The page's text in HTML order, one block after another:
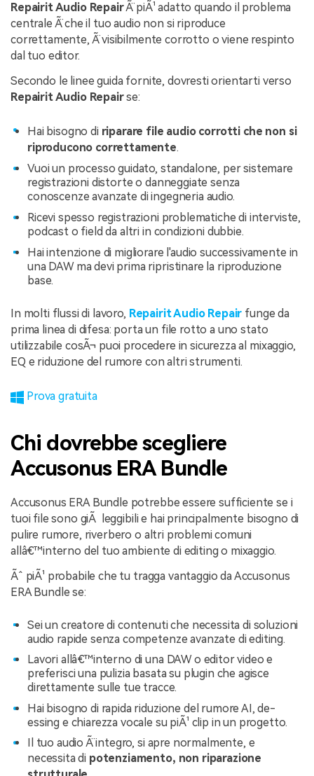
Repairit Audio RepairÃ¨ piÃ¹ adatto quando il problema
centrale Ã¨ che il tuo audio non si riproduce
correttamente, Ã¨ visibilmente corrotto o viene respinto
dal tuo editor.
Secondo le linee guida fornite, dovresti orientarti verso
Repairit Audio Repairse:
Hai bisogno di riparare file audio corrotti che non si
riproducono correttamente.
Vuoi un processo guidato, standalone, per sistemare
registrazioni distorte o danneggiate senza
conoscenze avanzate di ingegneria audio.
Ricevi spesso registrazioni problematiche di interviste,
podcast o field da altri in condizioni dubbie.
Hai intenzione di migliorare l'audio successivamente in
una DAW ma devi prima ripristinare la riproduzione
base.
In molti flussi di lavoro, Repairit Audio Repair funge da
prima linea di difesa: porta un file rotto a uno stato
utilizzabile cosÃ¬ puoi procedere in sicurezza al mixaggio,
EQ e riduzione del rumore con altri strumenti.
Prova gratuita
Chi dovrebbe scegliere
Accusonus ERA Bundle
Accusonus ERA Bundle potrebbe essere sufficiente se i
tuoi file sono giÃ leggibili e hai principalmente bisogno di
pulire rumore, riverbero o altri problemi comuni
allâ€™interno del tuo ambiente di editing o mixaggio.
Ãˆ piÃ¹ probabile che tu tragga vantaggio da Accusonus
ERA Bundle se:
Sei un creatore di contenuti che necessita di soluzioni
audio rapide senza competenze avanzate di editing.
Lavori allâ€™interno di una DAW o editor video e
preferisci una pulizia basata su plugin che agisce
direttamente sulle tue tracce.
Hai bisogno di rapida riduzione del rumore AI, de-
essing e chiarezza vocale su piÃ¹ clip in un progetto.
Il tuo audio Ã¨ integro, si apre normalmente, e
necessita di potenziamento, non riparazione